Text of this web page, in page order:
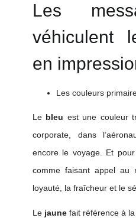
Les
véhiculent
en
Les couleurs
Le bleu est une couleur
corporate, dans
encore le voyage. Et
comme faisant appel
loyauté, la fraîcheur et le
L e jaunefait référence à